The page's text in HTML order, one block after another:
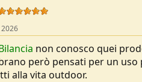
non conosco quei
però pensati per un
alla vita outdoor.